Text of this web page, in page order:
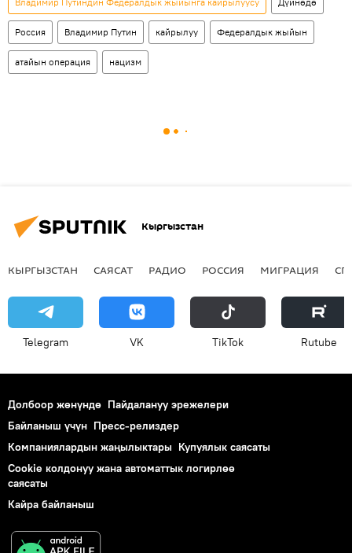
Россия Владимир Путин кайрылуу Федералдык жыйын
атайын операция нацизм
Кыргызстан
КЫРГЫЗСТАН САЯСАТ РАДИО РОССИЯ МИГРАЦИЯ
Telegram VK ТikТоk Rutube
Долбоор жөнүндө Пайдалануу эрежелери
Байланыш үчүн Пресс-релиздер
Компаниялардын жаңылыктары Купуялык саясаты
Cookie колдонуу жана автоматтык логирлөө
саясаты
Кайра байланыш